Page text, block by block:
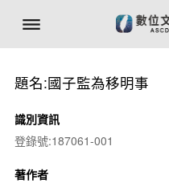
題名:國子監為移明事
識別資訊
登錄號:187061-001
著作者